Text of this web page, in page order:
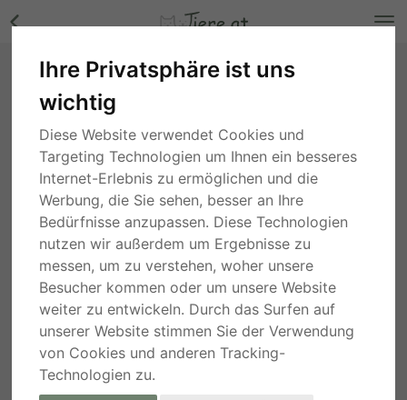
Ihre Privatsphäre ist uns
wichtig
Diese Website verwendet Cookies und
Targeting Technologien um Ihnen ein besseres
Internet-Erlebnis zu ermöglichen und die
Werbung, die Sie sehen, besser an Ihre
Bedürfnisse anzupassen. Diese Technologien
nutzen wir außerdem um Ergebnisse zu
messen, um zu verstehen, woher unsere
Besucher kommen oder um unsere Website
weiter zu entwickeln. Durch das Surfen auf
unserer Website stimmen Sie der Verwendung
von Cookies und anderen Tracking-
Technologien zu.
Reitsportzubehör nach Shopschließung Bilder
Wien, vor 5 Jahren